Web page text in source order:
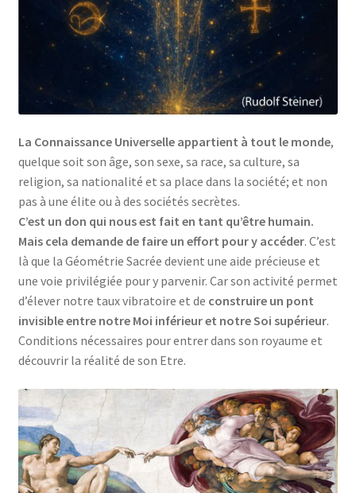
La Connaissance Universelle appartient à tout le monde,
quelque soit son âge, son sexe, sa race, sa culture, sa
religion, sa nationalité et sa place dans la société; et non
pas à une élite ou à des sociétés secrètes.
C’est un don qui nous est fait en tant qu’être humain.
Mais cela demande de faire un effort pour y accéder. C’est
là que la Géométrie Sacrée devient une aide précieuse et
une voie privilégiée pour y parvenir. Car son activité permet
d’élever notre taux vibratoire et de construire un pont
invisible entre notre Moi inférieur et notre Soi supérieur.
Conditions nécessaires pour entrer dans son royaume et
découvrir la réalité de son Etre.